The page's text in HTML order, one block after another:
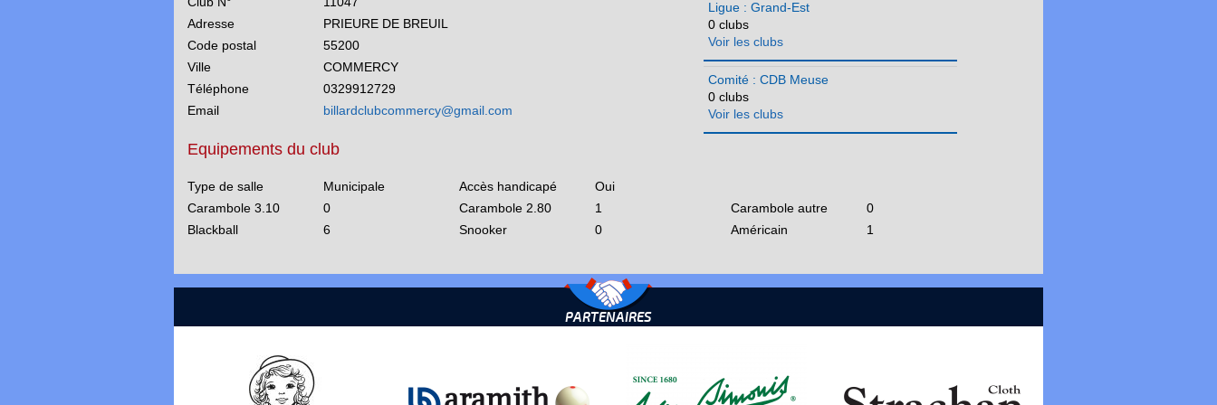
Adresse
PRIEURE DE BREUIL
Code postal
55200
Ville
COMMERCY
Téléphone
0329912729
Email
billardclubcommercy@gmail.com
Ligue : Grand-Est
0 clubs
Voir les clubs
Comité : CDB Meuse
0 clubs
Voir les clubs
Equipements du club
Type de salle Municipale Accès handicapé
Oui
Carambole 3.10
0 Carambole 2.80 1 Carambole autre
0
Blackball
6 Snooker 0 Américain 1
PARTENAIRES